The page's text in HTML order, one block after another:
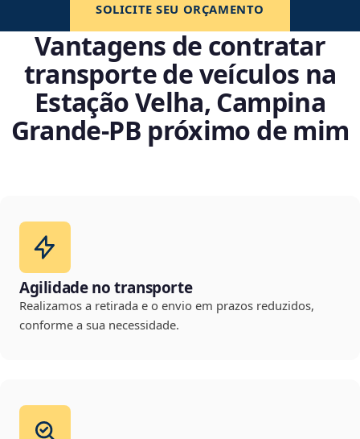
SOLICITE SEU ORÇAMENTO
Vantagens de contratar
transporte de veículos na
Estação Velha, Campina
Grande‑PB próximo de mim
Agilidade no transporte
Realizamos a retirada e o envio em prazos reduzidos,
conforme a sua necessidade.